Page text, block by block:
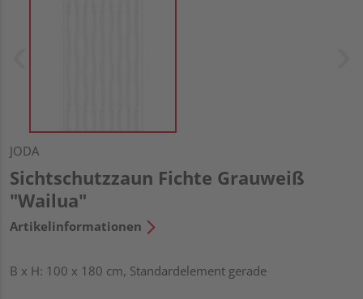
JODA
Sichtschutzzaun Fichte Grauweiß
"Wailua"
Artikelinformationen
B x H: 100 x 180 cm, Standardelement gerade